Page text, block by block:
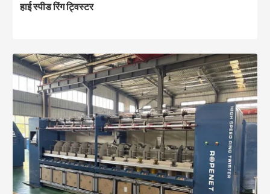
हाई स्पीड रिंग ट्विस्टर